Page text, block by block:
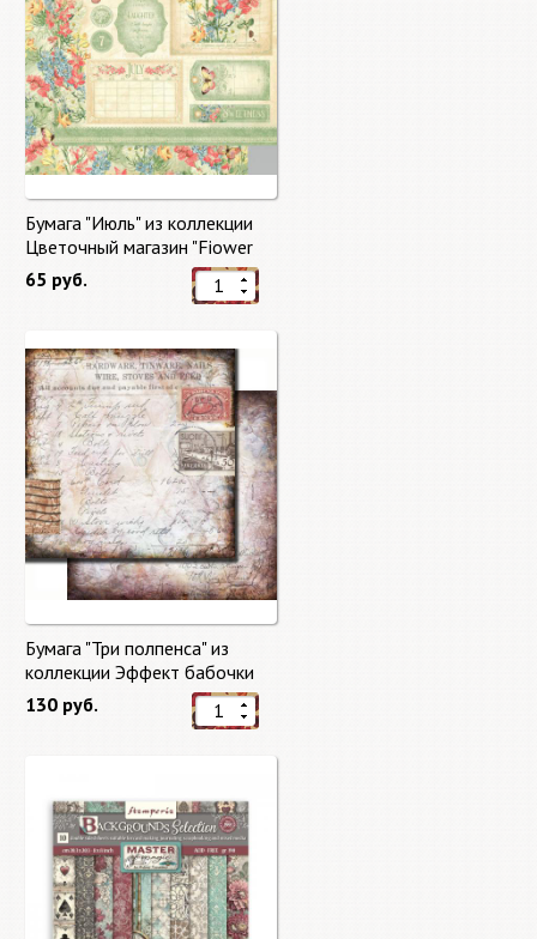
Бумага "Июль" из коллекции
Цветочный магазин "Fiower
Market"
65 руб.
Бумага "Три полпенса" из
коллекции Эффект бабочки
"Butterfly Effect"
130 руб.